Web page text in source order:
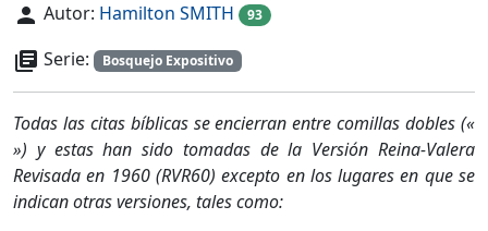
person Autor: Hamilton SMITH 93
library_books Serie: Bosquejo Expositivo
Todas las citas bíblicas se encierran entre comillas dobles («
») y estas han sido tomadas de la Versión Reina-Valera
Revisada en 1960 (RVR60) excepto en los lugares en que se
indican otras versiones, tales como: